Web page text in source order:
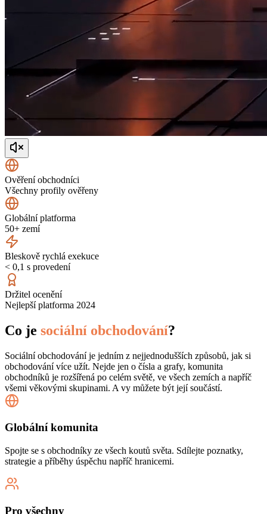
Ověření obchodníci
Všechny profily ověřeny
Globální platforma
50+ zemí
Bleskově rychlá exekuce
< 0,1 s provedení
Držitel ocenění
Nejlepší platforma 2024
Co je sociální obchodování?
Sociální obchodování je jedním z nejjednodušších způsobů, jak si
obchodování více užít. Nejde jen o čísla a grafy, komunita
obchodníků je rozšířená po celém světě, ve všech zemích a napříč
všemi věkovými skupinami. A vy můžete být její součástí.
Globální komunita
Spojte se s obchodníky ze všech koutů světa. Sdílejte poznatky,
strategie a příběhy úspěchu napříč hranicemi.
Pro všechny